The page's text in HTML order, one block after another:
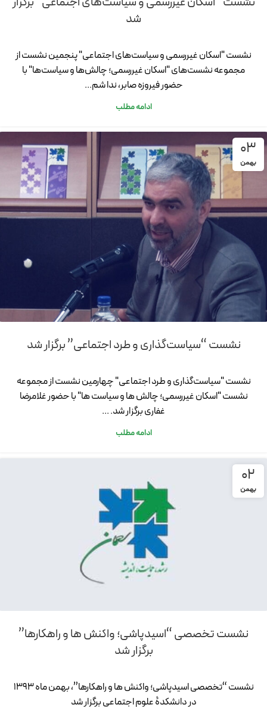
شد
نشست "اسکان غیررسمی و سیاست‌های اجتماعی" پنجمین نشست از
مجموعه نشست‌های "اسکان غیررسمی؛ چالش‌ها و سیاست‌ها" با
حضور فیروزه صابر، ندا شم...
ادامه مطلب
03
بهمن
نشست “سیاست‌گذاری و طرد اجتماعی” برگزار شد
نشست "سیاست‌گذاری و طرد اجتماعی" چهارمین نشست از مجموعه
نشست "اسکان غیررسمی؛ چالش ها و سیاست ها" با حضور غلامرضا
غفاری برگزار شد. ...
ادامه مطلب
02
بهمن
نشست تخصصی “اسیدپاشی؛ واکنش ها و راهکارها”
برگزار شد
نشست “تخصصی اسیدپاشی؛ واکنش ها و راهکارها”، بهمن ماه 1393
در دانشکدۀ علوم اجتماعی برگزار شد